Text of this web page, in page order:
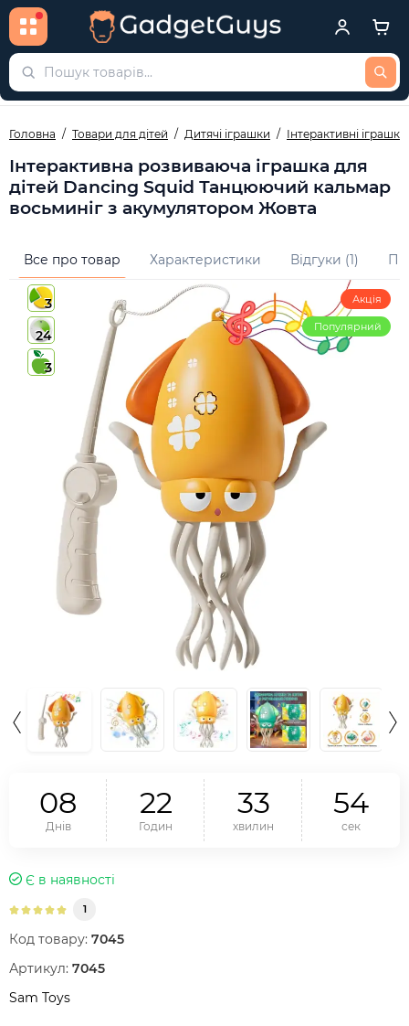
Головна Товари для дітей Дитячі іграшки Інтерактивні іграшки
Інтерактивна розвиваюча іграшка для
дітей Dancing Squid Танцюючий кальмар
восьминіг з акумулятором Жовта
Все про товар Характеристики Відгуки (1)
3
24
3
Акція
Популярний
08
Днів
22
Годин
33
хвилин
53
сек
Є в наявності
1
Код товару: 7045
Артикул: 7045
Sam Toys